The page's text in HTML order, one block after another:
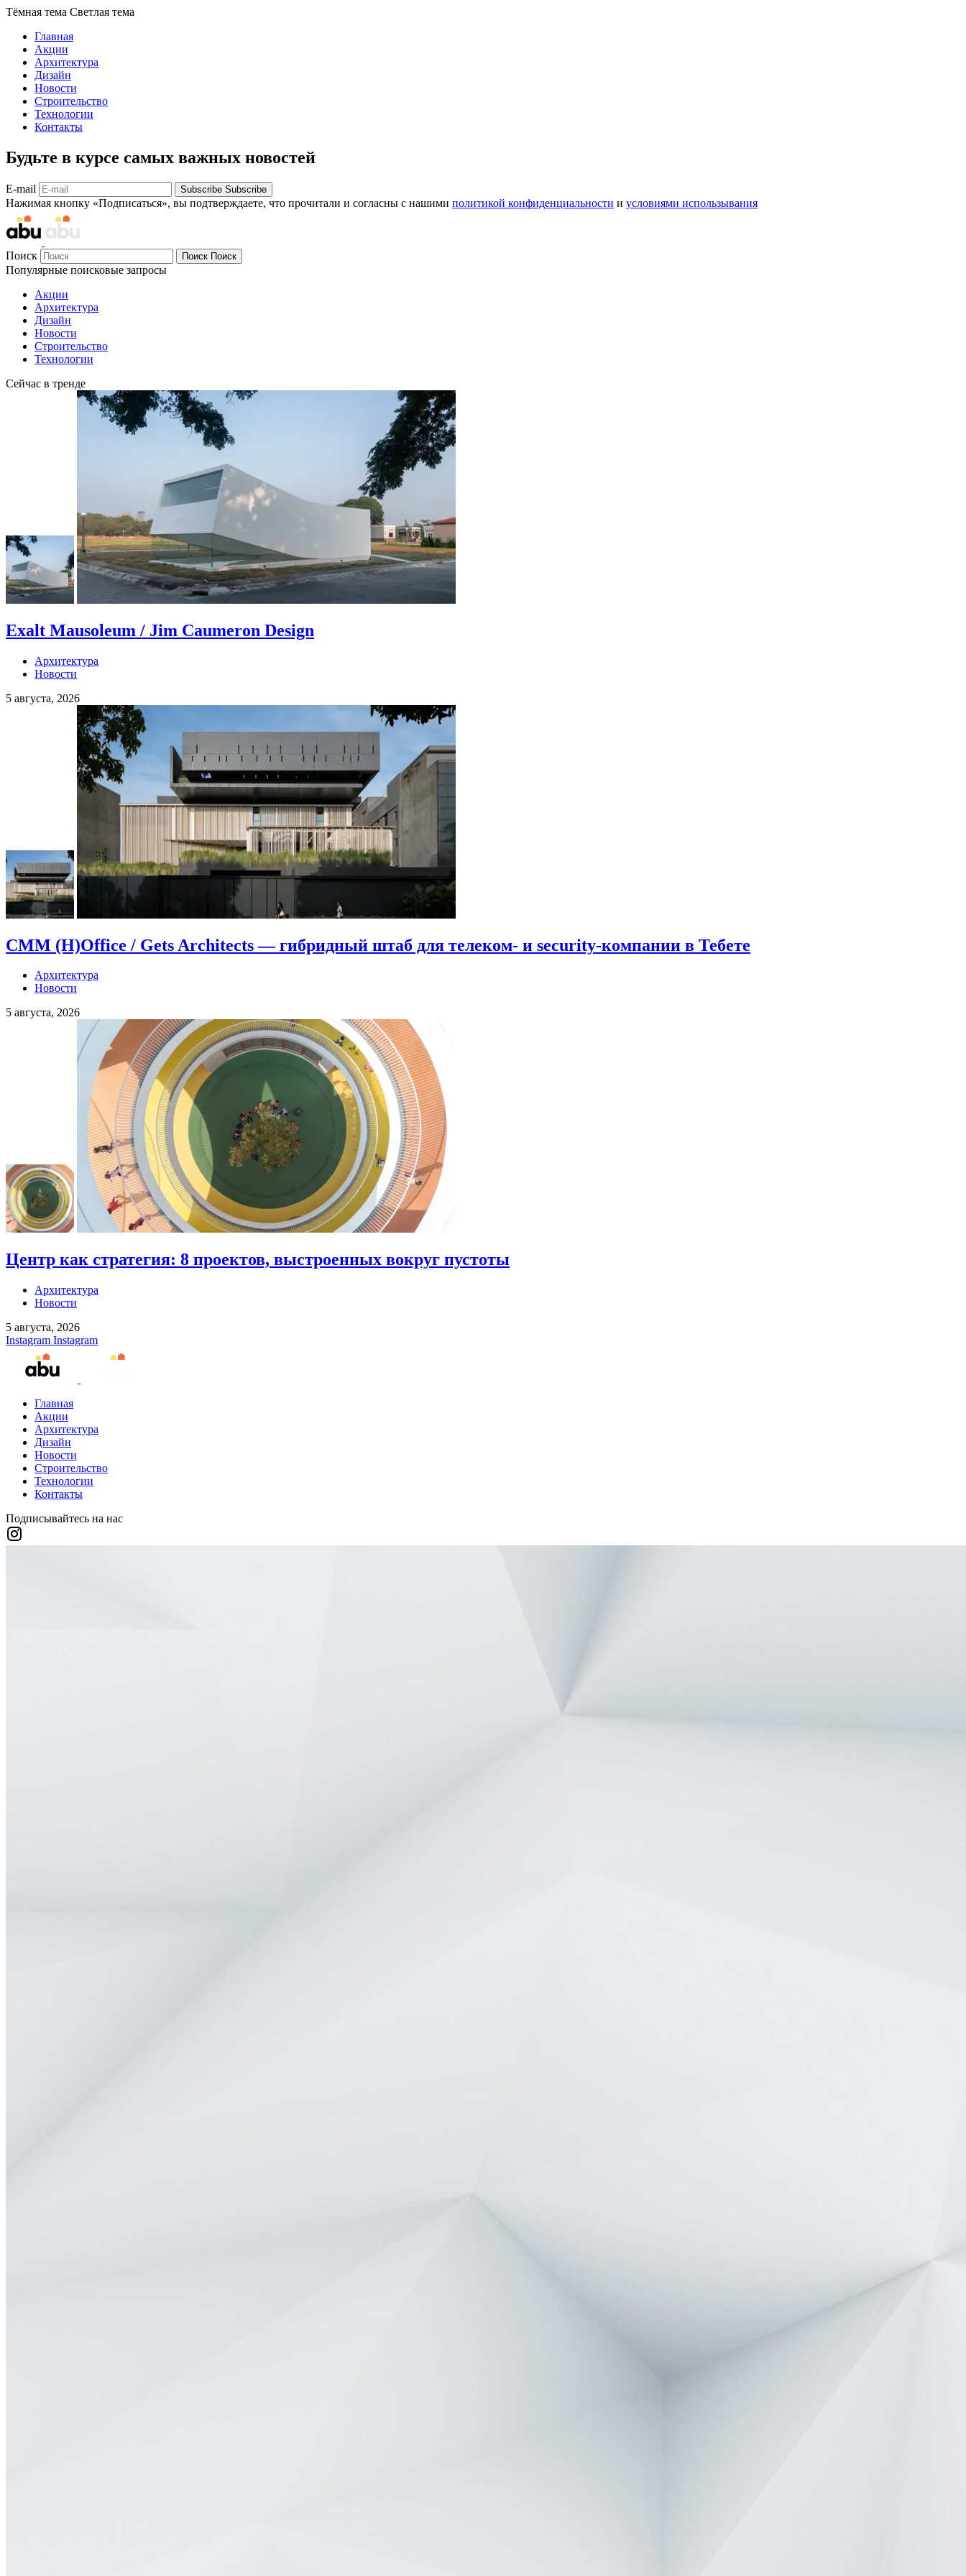
Тёмная тема Светлая тема
Главная
Акции
Архитектура
Дизайн
Новости
Строительство
Технологии
Контакты
Будьте в курсе самых важных новостей
E-mail Subscribe Subscribe
Нажимая кнопку «Подписаться», вы подтверждаете, что прочитали и согласны с нашими политикой конфиденциальности и условиями использывания
Поиск Поиск Поиск
Популярные поисковые запросы
Акции
Архитектура
Дизайн
Новости
Строительство
Технологии
Сейчас в тренде
Exalt Mausoleum / Jim Caumeron Design
Архитектура
Новости
5 августа, 2026
CMM (H)Office / Gets Architects — гибридный штаб для телеком- и security-компании в Тебете
Архитектура
Новости
5 августа, 2026
Центр как стратегия: 8 проектов, выстроенных вокруг пустоты
Архитектура
Новости
5 августа, 2026
Instagram Instagram
Главная
Акции
Архитектура
Дизайн
Новости
Строительство
Технологии
Контакты
Подписывайтесь на нас